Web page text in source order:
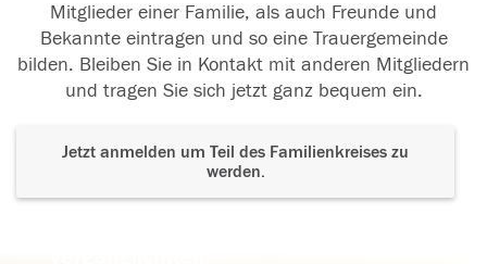
Mitglieder einer Familie, als auch Freunde und
Bekannte eintragen und so eine Trauergemeinde
bilden. Bleiben Sie in Kontakt mit anderen Mitgliedern
und tragen Sie sich jetzt ganz bequem ein.
Jetzt anmelden um Teil des Familienkreises zu
werden.